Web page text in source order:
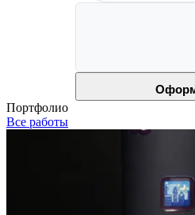
Портфолио
Все работы